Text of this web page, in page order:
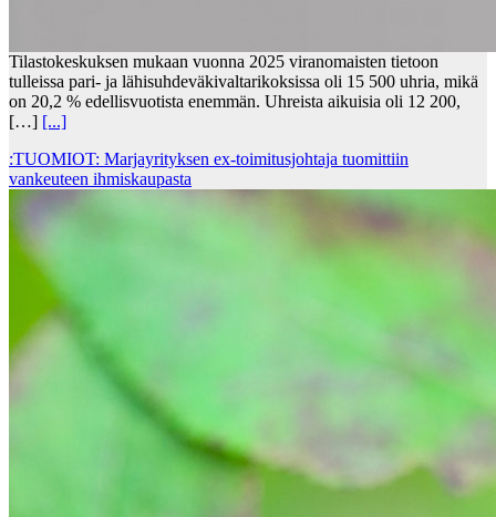
Tilastokeskuksen mukaan vuonna 2025 viranomaisten tietoon
tulleissa pari- ja lähisuhdeväkivaltarikoksissa oli 15 500 uhria, mikä
on 20,2 % edellisvuotista enemmän. Uhreista aikuisia oli 12 200,
[…] [...]
:TUOMIOT: Marjayrityksen ex-toimitusjohtaja tuomittiin
vankeuteen ihmiskaupasta